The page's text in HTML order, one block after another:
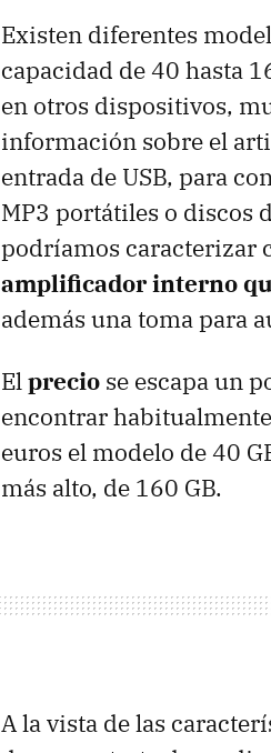
Existen diferentes
capacidad de 40 hasta
en otros dispositivos,
información sobre el
entrada de USB, para
MP3 portátiles o discos
podríamos caracterizar
amplificador interno
además una toma para
Elprecio se escapa un
encontrar
euros el modelo de 40
más alto, de 160 GB.
A la vista de las